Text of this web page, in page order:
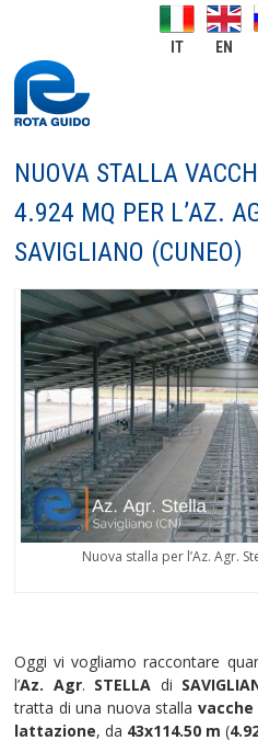
IT EN
NUOVA STALLA
4.924 MQ PER L’AZ.
SAVIGLIANO (CUNEO)
Nuova stalla per l’Az. Agr.
Oggi vi vogliamo raccontare
l’Az. Agr. STELLA di
tratta di una nuova stalla
lattazione, da 43x114.50 m (